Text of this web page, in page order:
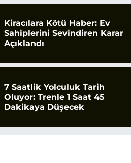
Kiracılara Kötü Haber: Ev
Sahiplerini Sevindiren Karar
Açıklandı
7 Saatlik Yolculuk Tarih
Oluyor: Trenle 1 Saat 45
Dakikaya Düşecek